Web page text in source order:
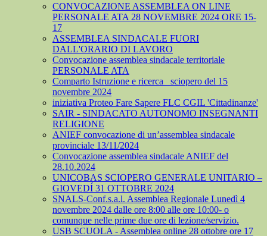
CONVOCAZIONE ASSEMBLEA ON LINE
PERSONALE ATA 28 NOVEMBRE 2024 ORE 15-
17
ASSEMBLEA SINDACALE FUORI
DALL'ORARIO DI LAVORO
Convocazione assemblea sindacale territoriale
PERSONALE ATA
Comparto Istruzione e ricerca_ sciopero del 15
novembre 2024
iniziativa Proteo Fare Sapere FLC CGIL 'Cittadinanze'
SAIR - SINDACATO AUTONOMO INSEGNANTI
RELIGIONE
ANIEF convocazione di un’assemblea sindacale
provinciale 13/11/2024
Convocazione assemblea sindacale ANIEF del
28.10.2024
UNICOBAS SCIOPERO GENERALE UNITARIO –
GIOVEDÍ 31 OTTOBRE 2024
SNALS-Conf.s.a.l. Assemblea Regionale Lunedì 4
novembre 2024 dalle ore 8:00 alle ore 10:00- o
comunque nelle prime due ore di lezione/servizio.
USB SCUOLA - Assemblea online 28 ottobre ore 17